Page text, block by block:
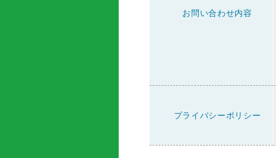
お問い合わせ内容
プライバシーポリシー